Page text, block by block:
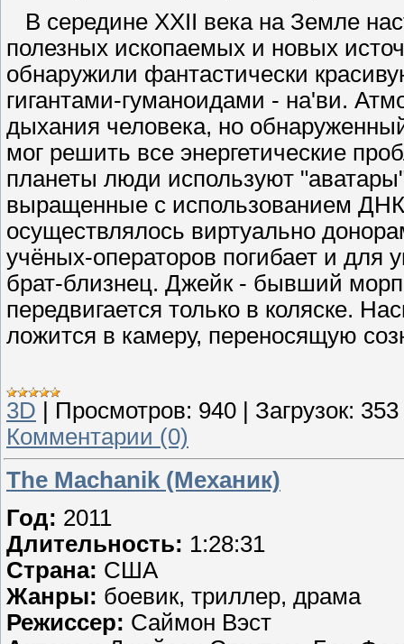
В середине XXII века на Земле
полезных ископаемых и новых
обнаружили фантастически
гигантами-гуманоидами - на'ви.
дыхания человека, но
мог решить все энергетические
планеты люди используют
выращенные с использованием
осуществлялось виртуально
учёных-операторов погибает и для
брат-близнец. Джейк - бывший
передвигается только в коляске.
ложится в камеру, переносящую
3D Просмотров: 940 Загрузок: 353
Комментарии (0)
The Machanik (Механик)
Год: 2011
Длительность: 1:28:31
Страна: США
Жанры: боевик, триллер, драма
Режиссер: Саймон Вэст